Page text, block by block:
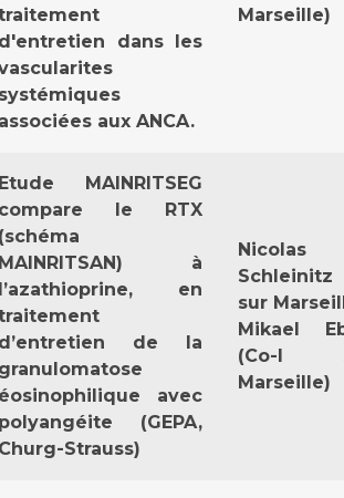
d'entretien dans les
systémiques
associées aux ANCA.
Marseille)
Etude MAINRITSEG
compare le RTX
(schéma
MAINRITSAN) à
l’azathioprine, en
d’entretien de la
granulomatose
éosinophilique avec
polyangéite (GEPA,
Churg-Strauss)
Nicolas
Schleinitz
sur
Mikael
(Co-I
Marseille)